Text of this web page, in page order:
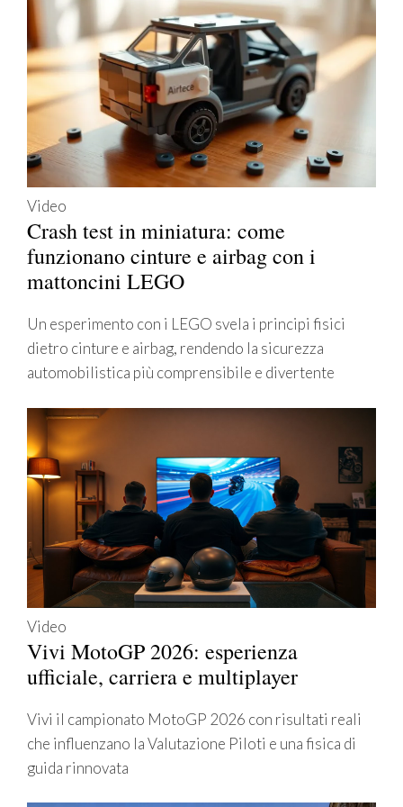
Video
Crash test in miniatura: come
funzionano cinture e airbag con i
mattoncini LEGO
Un esperimento con i LEGO svela i principi fisici
dietro cinture e airbag, rendendo la sicurezza
automobilistica più comprensibile e divertente
Video
Vivi MotoGP 2026: esperienza
ufficiale, carriera e multiplayer
Vivi il campionato MotoGP 2026 con risultati reali
che influenzano la Valutazione Piloti e una fisica di
guida rinnovata